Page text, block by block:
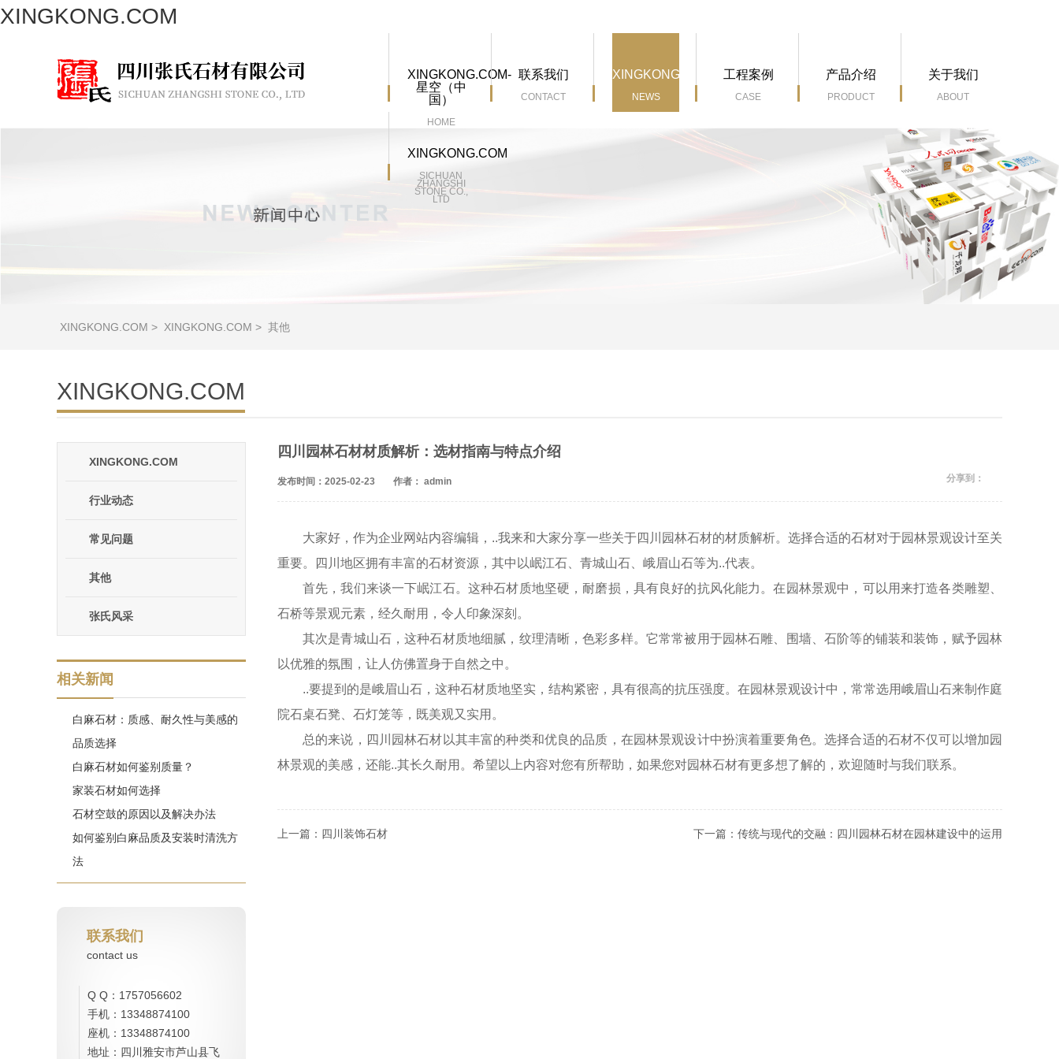
XINGKONG.COM
XINGKONG.COM-
星空（中
国）
HOME
联系我们
CONTACT
XINGKONG.COM
NEWS
工程案例
CASE
产品介绍
PRODUCT
关于我们
ABOUT
XINGKONG.COM
SICHUAN
ZHANGSHI
STONE CO.,
LTD
XINGKONG.COM > XINGKONG.COM > 其他
XINGKONG.COM
XINGKONG.COM
行业动态
常见问题
其他
张氏风采
相关新闻
白麻石材：质感、耐久性与美感的
品质选择
白麻石材如何鉴别质量？
家装石材如何选择
石材空鼓的原因以及解决办法
如何鉴别白麻品质及安装时清洗方
法
联系我们
contact us
Q Q：1757056602
手机：13348874100
座机：13348874100
地址：四川雅安市芦山县飞
四川园林石材材质解析：选材指南与特点介绍
发布时间：2025-02-23 作者： admin 分享到：
大家好，作为企业网站内容编辑，..我来和大家分享一些关于四川园林石材的材质解析。选择合适的石材对于园林景观设计至关
重要。四川地区拥有丰富的石材资源，其中以岷江石、青城山石、峨眉山石等为..代表。
首先，我们来谈一下岷江石。这种石材质地坚硬，耐磨损，具有良好的抗风化能力。在园林景观中，可以用来打造各类雕塑、
石桥等景观元素，经久耐用，令人印象深刻。
其次是青城山石，这种石材质地细腻，纹理清晰，色彩多样。它常常被用于园林石雕、围墙、石阶等的铺装和装饰，赋予园林
以优雅的氛围，让人仿佛置身于自然之中。
..要提到的是峨眉山石，这种石材质地坚实，结构紧密，具有很高的抗压强度。在园林景观设计中，常常选用峨眉山石来制作庭
院石桌石凳、石灯笼等，既美观又实用。
总的来说，四川园林石材以其丰富的种类和优良的品质，在园林景观设计中扮演着重要角色。选择合适的石材不仅可以增加园
林景观的美感，还能..其长久耐用。希望以上内容对您有所帮助，如果您对园林石材有更多想了解的，欢迎随时与我们联系。
上一篇： 四川装饰石材 下一篇： 传统与现代的交融：四川园林石材在园林建设中的运用